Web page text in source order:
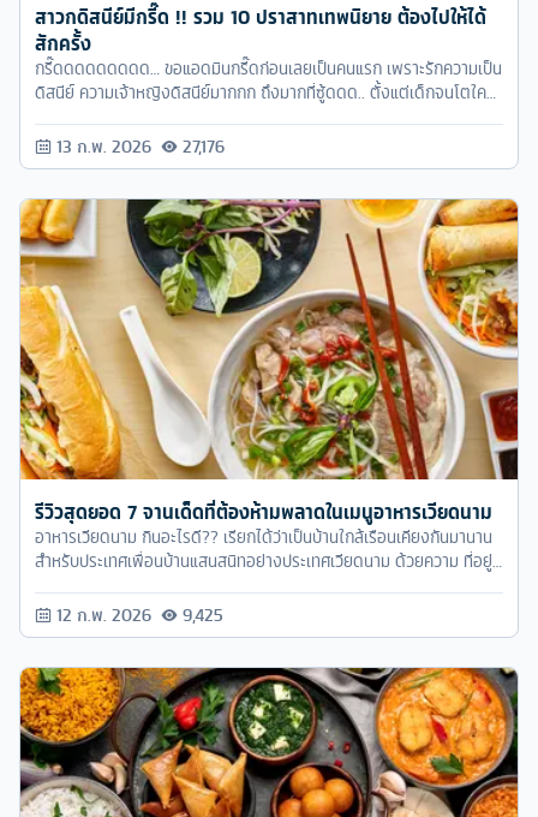
สาวกดิสนีย์มีกรี๊ด !! รวม 10 ปราสาทเทพนิยาย ต้องไปให้ได้
สักครั้ง
กรี๊ดดดดดดดดด… ขอแอดมินกรี๊ดก่อนเลยเป็นคนแรก เพราะรักความเป็น
ดิสนีย์ ความเจ้าหญิงดิสนีย์มากกก ถึงมากที่ซู้ดดด.. ตั้งแต่เด็กจนโตใคร
เอง แล้วเด็กน้อยอย่างเราก็จะมโนไปว่า อยากจะมีปราสาทแบบนี้บ้างอะไร
บ้าง
13 ก.พ. 2026 27,176
รีวิวสุดยอด 7 จานเด็ดที่ต้องห้ามพลาดในเมนูอาหารเวียดนาม
อาหารเวียดนาม กินอะไรดี?? เรียกได้ว่าเป็นบ้านใกล้เรือนเคียงกันมานาน
สำหรับประเทศเพื่อนบ้านแสนสนิทอย่างประเทศเวียดนาม ด้วยความ ที่อยู่
แตกต่างกันมากนัก
12 ก.พ. 2026 9,425